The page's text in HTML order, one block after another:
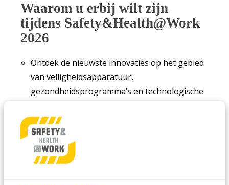
Waarom u erbij wilt zijn
tijdens Safety&Health@Work
2026
Ontdek de nieuwste innovaties op het gebied
van veiligheidsapparatuur,
gezondheidsprogramma’s en technologische
gezondheid van u en uw collega’s.;
U krijgt er een algemeen marktoverzicht en
neemt kennis van de laatste
(markt)ontwikkelingen;